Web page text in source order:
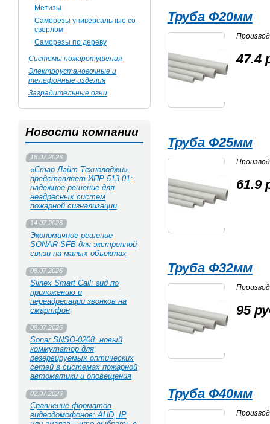
Метизы
Саморезы универсальные со
сверлом
Саморезы по дереву
Системы пожаротушения
Электроустановочные и
телефонные изделия
Заградительные огни
Новости компании
18.07.2026
«Стар Лайт Технолоджи»
представляет ИПР 513‑01:
надежное решение для
неадресных систем
пожарной сигнализации
14.07.2026
Экономичное решение
SONAR SFB для экстренной
связи на малых объектах
08.07.2026
Slinex Smart Call: гид по
приложению и
переадресации звонков на
смартфон
08.07.2026
Sonar SNSO-0208: новый
коммутатор для
резервируемых оптических
сетей в системах пожарной
автоматики и оповещения
02.07.2026
Сравнение форматов
видеодомофонов: AHD, IP
Труба Ф20мм
47.4
Труба Ф25мм
61.9
Труба Ф32мм
95
Труба Ф40мм